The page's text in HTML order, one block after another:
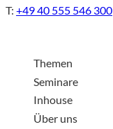
T: +49 40 555 546 300
Themen
Seminare
Inhouse
Über uns